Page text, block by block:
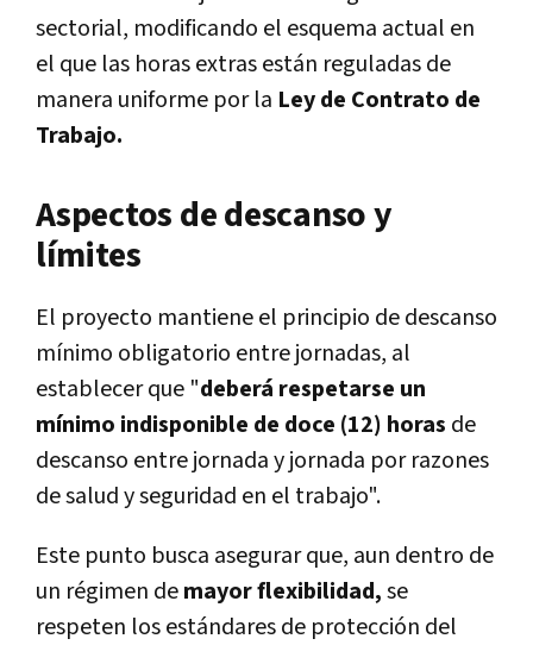
sectorial, modificando el esquema actual en
el que las horas extras están reguladas de
manera uniforme por la Ley de Contrato de
Trabajo.
Aspectos de descanso y
límites
El proyecto mantiene el principio de descanso
mínimo obligatorio entre jornadas, al
establecer que "deberá respetarse un
mínimo indisponible de doce (12) horas de
descanso entre jornada y jornada por razones
de salud y seguridad en el trabajo".
Este punto busca asegurar que, aun dentro de
un régimen demayor flexibilidad,se
respeten los estándares de protección del